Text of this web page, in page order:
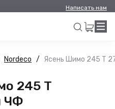
Написать нам
Искать
Nordeco Ясень Шимо 245 Т
245 Т
ЧФ